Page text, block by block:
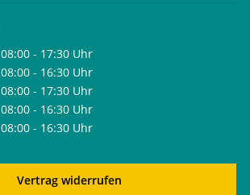
08:00 - 17:30 Uhr
08:00 - 16:30 Uhr
08:00 - 17:30 Uhr
08:00 - 16:30 Uhr
08:00 - 16:30 Uhr
Vertrag widerrufen